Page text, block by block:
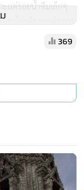
แค่รอยน้ำซึมเล็กๆ
ยวไม่เพียงพอต่อการ
25 ล้านบาท
8 คณะ และใช้เวลา
ณะ จะใช้เวลา
โบสถ ไม่เคยได้รับ
อด แต่ทำอะไรไม่ได้
ยบูรณะครั้งใหญ่เมื่อ
ให้สวยงาม ล่าสุด
กครองญี่ปุ่นมานับ
รม มอบเงิน 1 ล้าน
369